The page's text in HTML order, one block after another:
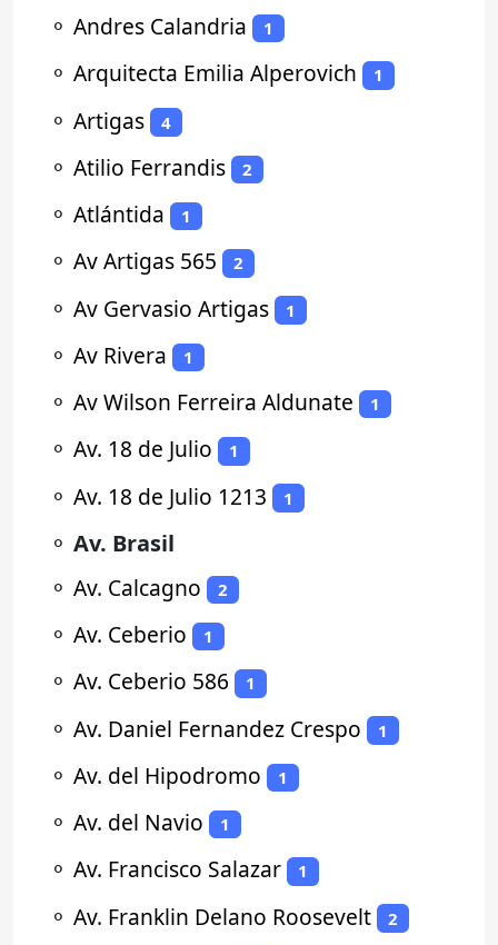
⚬ Andres Calandria 1
⚬ Arquitecta Emilia Alperovich 1
⚬ Artigas 4
⚬ Atilio Ferrandis 2
⚬ Atlántida 1
⚬ Av Artigas 565 2
⚬ Av Gervasio Artigas 1
⚬ Av Rivera 1
⚬ Av Wilson Ferreira Aldunate 1
⚬ Av. 18 de Julio 1
⚬ Av. 18 de Julio 1213 1
⚬ Av. Brasil
⚬ Av. Calcagno 2
⚬ Av. Ceberio 1
⚬ Av. Ceberio 586 1
⚬ Av. Daniel Fernandez Crespo 1
⚬ Av. del Hipodromo 1
⚬ Av. del Navio 1
⚬ Av. Francisco Salazar 1
⚬ Av. Franklin Delano Roosevelt 2